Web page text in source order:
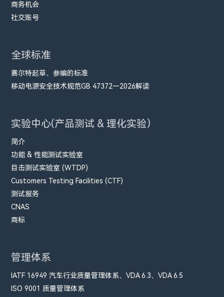
商务机会
社交账号
全球标准
赛尔特起草、参编的标准
移动电源安全技术规范GB 47372—2026解读
实验中心(产品测试 & 理化实验）
简介
功能 & 性能测试实验室
目击测试实验室 (WTDP)
Customers Testing Facilities (CTF)
测试服务
CNAS
商标
管理体系
IATF 16949 汽车行业质量管理体系、VDA 6.3、VDA 6.5
ISO 9001 质量管理体系